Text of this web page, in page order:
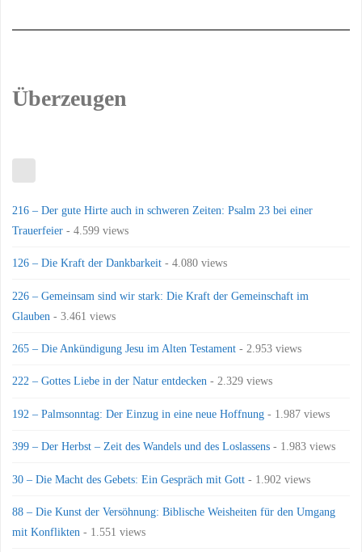
Überzeugen
216 – Der gute Hirte auch in schweren Zeiten: Psalm 23 bei einer
Trauerfeier - 4.599 views
126 – Die Kraft der Dankbarkeit - 4.080 views
226 – Gemeinsam sind wir stark: Die Kraft der Gemeinschaft im
Glauben - 3.461 views
265 – Die Ankündigung Jesu im Alten Testament - 2.953 views
222 – Gottes Liebe in der Natur entdecken - 2.329 views
192 – Palmsonntag: Der Einzug in eine neue Hoffnung - 1.987 views
399 – Der Herbst – Zeit des Wandels und des Loslassens - 1.983 views
30 – Die Macht des Gebets: Ein Gespräch mit Gott - 1.902 views
88 – Die Kunst der Versöhnung: Biblische Weisheiten für den Umgang
mit Konflikten - 1.551 views